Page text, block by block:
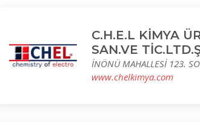
C.H.E.L KİMYA
SAN.VE
İNÖNÜ MAHALLESİ 123.
www.chelkimya.com